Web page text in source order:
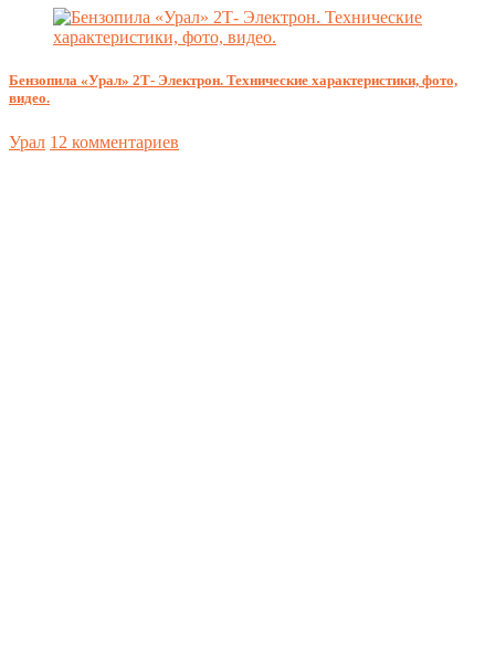
Бензопила «Урал» 2Т- Электрон. Технические характеристики, фото,
видео.
Урал 12 комментариев